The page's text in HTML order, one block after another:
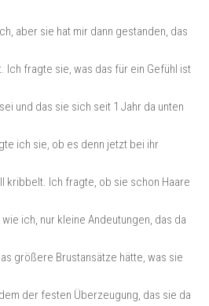
aber sie hat mir dann gestanden, das
Ich fragte sie, was das für ein Gefühl ist
und das sie sich seit 1 Jahr da unten
ich sie, ob es denn jetzt bei ihr
kribbelt. Ich fragte, ob sie schon Haare
ich, nur kleine Andeutungen, das da
größere Brustansätze hätte, was sie
der festen Überzeugung, das sie da